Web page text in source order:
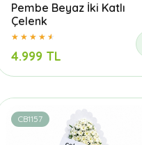
Pembe Beyaz İki Katlı
Çelenk
4.999 TL
CB1157